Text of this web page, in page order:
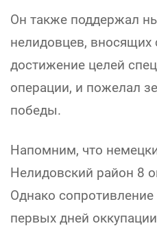
Он также поддержал
нелидовцев, вносящих
достижение целей
операции, и пожелал
победы.
Напомним, что
Нелидовский район 8
Однако
первых дней